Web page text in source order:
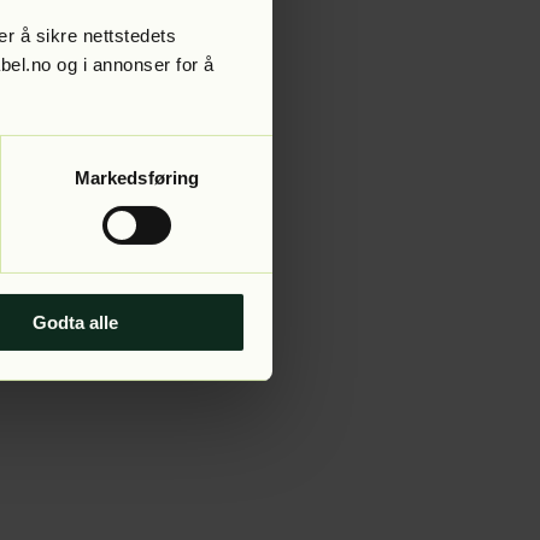
å sikre nettstedets
og i annonser for å
Markedsføring
Godta alle